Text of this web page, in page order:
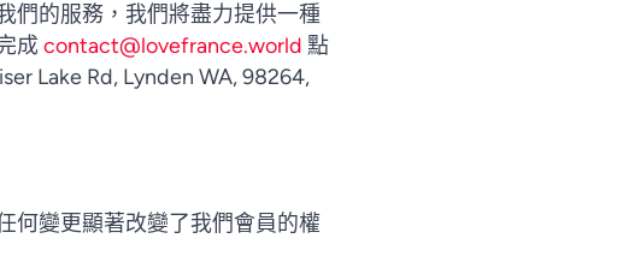
們的服務，我們將盡力提供一種
成 contact@lovefrance.world 點
Lake Rd, Lynden WA, 98264,
何變更顯著改變了我們會員的權